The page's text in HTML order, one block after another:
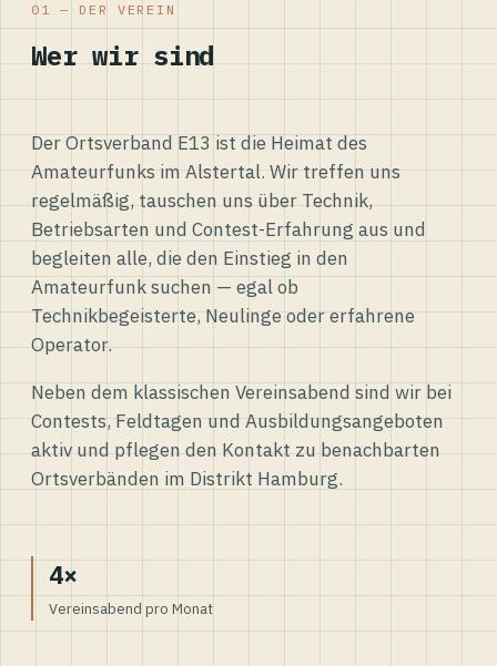
01 — DER VEREIN
Wer wir sind
Der Ortsverband E13 ist die Heimat des
Amateurfunks im Alstertal. Wir treffen uns
regelmäßig, tauschen uns über Technik,
Betriebsarten und Contest-Erfahrung aus und
begleiten alle, die den Einstieg in den
Amateurfunk suchen — egal ob
Technikbegeisterte, Neulinge oder erfahrene
Operator.
Neben dem klassischen Vereinsabend sind wir bei
Contests, Feldtagen und Ausbildungsangeboten
aktiv und pflegen den Kontakt zu benachbarten
Ortsverbänden im Distrikt Hamburg.
4×
Vereinsabend pro Monat